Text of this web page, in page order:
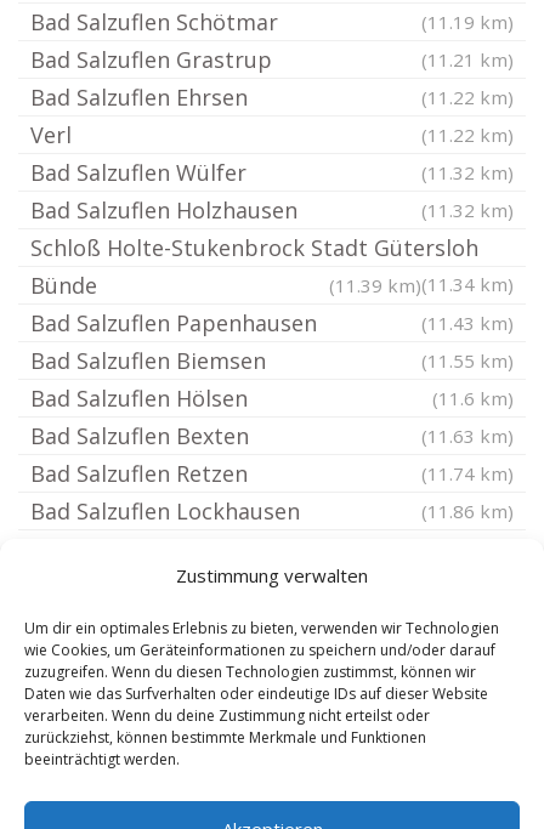
Zustimmung verwalten
Um dir ein optimales Erlebnis zu bieten, verwenden wir Technologien
wie Cookies, um Geräteinformationen zu speichern und/oder darauf
zuzugreifen. Wenn du diesen Technologien zustimmst, können wir
Daten wie das Surfverhalten oder eindeutige IDs auf dieser Website
verarbeiten. Wenn du deine Zustimmung nicht erteilst oder
zurückziehst, können bestimmte Merkmale und Funktionen
beeinträchtigt werden.
Bad Salzuflen Schötmar (11.19 km)
Bad Salzuflen Grastrup (11.21 km)
Bad Salzuflen Ehrsen (11.22 km)
Verl (11.22 km)
Bad Salzuflen Wülfer (11.32 km)
Bad Salzuflen Holzhausen (11.32 km)
Schloß Holte-Stukenbrock Stadt Gütersloh
(11.34 km)
Bünde (11.39 km)
Bad Salzuflen Papenhausen (11.43 km)
Bad Salzuflen Biemsen (11.55 km)
Bad Salzuflen Hölsen (11.6 km)
Bad Salzuflen Bexten (11.63 km)
Bad Salzuflen Retzen (11.74 km)
Bad Salzuflen Lockhausen (11.86 km)
Bad Salzuflen Breden
Bad Salzuflen (11.98 km)
Bad Salzuflen Wüsten (12.08 km)
Harsewinkel (12.25 km)
Kirchlengern (12.28 km)
Melle Wiehengeb